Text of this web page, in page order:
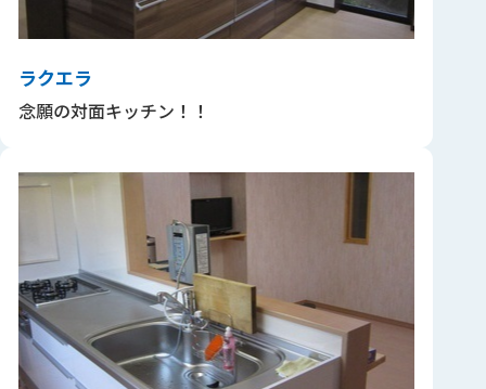
ラクエラ
念願の対面キッチン！！